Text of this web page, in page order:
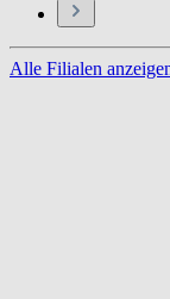
Alle Filialen